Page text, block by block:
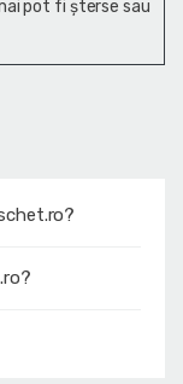
pot fi șterse sau